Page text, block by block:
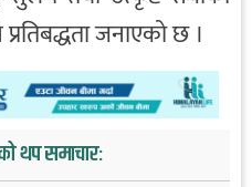
जनाएको छ ।
थप समाचार: